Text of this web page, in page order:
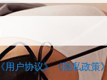
用户协议》《隐私政策》